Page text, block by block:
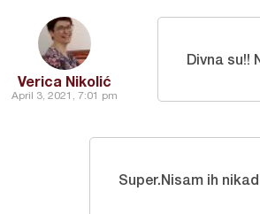
Verica Nikolić
April 3, 2021, 7:01 pm
Divna su!!
Super.Nisam ih